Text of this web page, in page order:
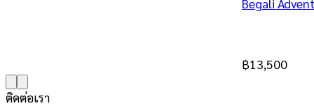
Begali
฿13,500
ติดต่อเรา